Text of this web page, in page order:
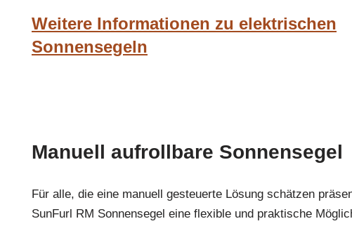
Weitere Informationen zu elektrischen
Sonnensegeln
Manuell aufrollbare Sonnensegel
Für alle, die eine manuell gesteuerte Lösung schätzen
SunFurl RM Sonnensegel eine flexible und praktische